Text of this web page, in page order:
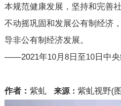
本规范健康发展，坚持和完善
不动摇巩固和发展公有制经济
导非公有制经济发展。
——2021年10月 8日至10日中
作者： 紫虬 来源： 紫虬视野(